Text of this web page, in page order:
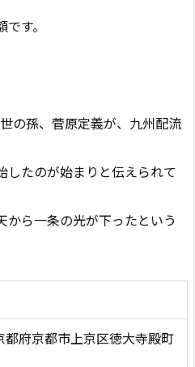
す。
の孫、菅原定義が、九州配流
したのが始まりと伝えられて
から一条の光が下ったという
都府京都市上京区徳大寺殿町